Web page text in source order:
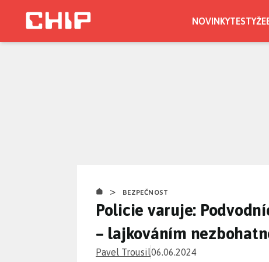
NOVINKYTESTY
> BEZPEČNOST
Policie varuje:
– lajkováním
Pavel Trousil06.06.2024